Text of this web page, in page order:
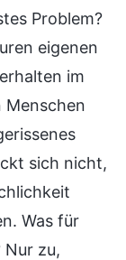
Problem?
eigenen
im
Menschen
sich nicht,
Was für
Nur zu,